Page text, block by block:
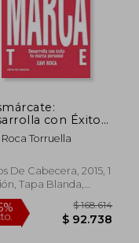
con Éxito
Personal
Roca Torruella
De Cabecera, 2015, 1
Tapa Blanda,